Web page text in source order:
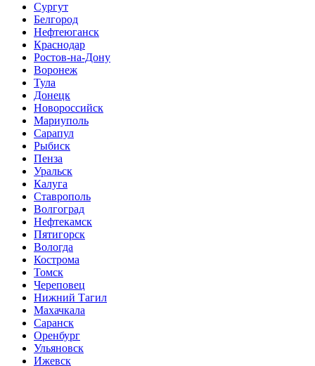
Сургут
Белгород
Нефтеюганск
Краснодар
Ростов-на-Дону
Воронеж
Тула
Донецк
Новороссийск
Мариуполь
Сарапул
Рыбиск
Пенза
Уральск
Калуга
Ставрополь
Волгоград
Нефтекамск
Пятигорск
Вологда
Кострома
Томск
Череповец
Нижний Тагил
Махачкала
Саранск
Оренбург
Ульяновск
Ижевск